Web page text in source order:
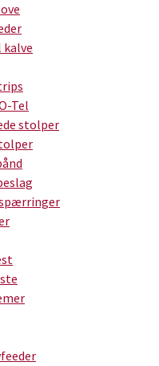
Tel
stolper